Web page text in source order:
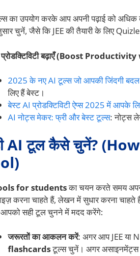
का उपयोग करके आप अपनी पढ़ाई को अधिक
चुनें, जैसे कि JEE की तैयारी के लिए
बढ़ाएँ (Boost
2025 के नए AI टूल्स जो आपकी जिंदगी
लिए हैं बेस्ट।
बेस्ट AI प्रोडक्टिविटी ऐप्स 2025 में आपके
AI नोट्स मेकर: फ्री और बेस्ट टूल्स: नोट्स
AI टूल कैसे चुनें?
for studentsका चयन करते समय
करना चाहते हैं, लेखन में सुधार करना चाहते
आपको सही टूल चुनने में मदद करेंगे:
जरूरतों का आकलन करें: अगर आप JEE या
flashcardsटूल्स चुनें। अगर असाइनमेंट्स